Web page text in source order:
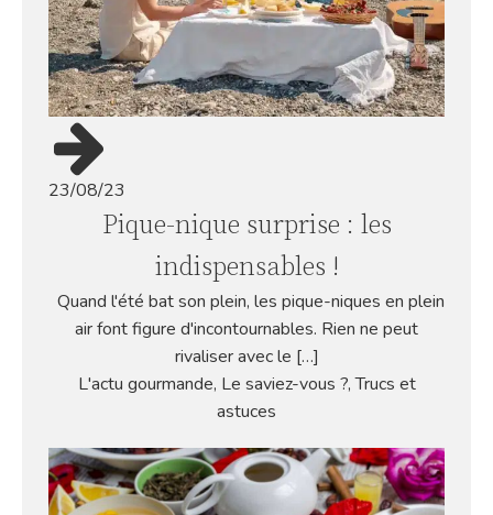
23/08/23
Pique-nique surprise : les
indispensables !
Quand l'été bat son plein, les pique-niques en plein
air font figure d'incontournables. Rien ne peut
rivaliser avec le […]
L'actu gourmande, Le saviez-vous ?,Trucs et
astuces